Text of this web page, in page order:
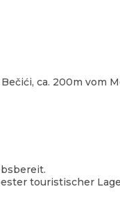
ca. 200m vom
touristischer